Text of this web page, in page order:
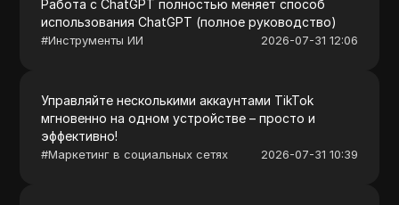
Работа с ChatGPT полностью меняет способ
использования ChatGPT (полное руководство)
#Инструменты ИИ 2026-07-31 12:06
Управляйте несколькими аккаунтами TikTok
мгновенно на одном устройстве – просто и
эффективно!
#Маркетинг в социальных сетях 2026-07-31 10:39